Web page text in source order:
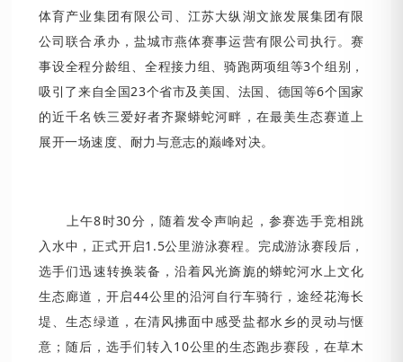
体育产业集团有限公司、江苏大纵湖文旅发展集团有限
公司联合承办，盐城市燕体赛事运营有限公司执行。赛
事设全程分龄组、全程接力组、骑跑两项组等3个组别，
吸引了来自全国23个省市及美国、法国、德国等6个国家
的近千名铁三爱好者齐聚蟒蛇河畔，在最美生态赛道上
展开一场速度、耐力与意志的巅峰对决。
上午8时30分，随着发令声响起，参赛选手竞相跳
入水中，正式开启1.5公里游泳赛程。完成游泳赛段后，
选手们迅速转换装备，沿着风光旖旎的蟒蛇河水上文化
生态廊道，开启44公里的沿河自行车骑行，途经花海长
堤、生态绿道，在清风拂面中感受盐都水乡的灵动与惬
意；随后，选手们转入10公里的生态跑步赛段，在草木